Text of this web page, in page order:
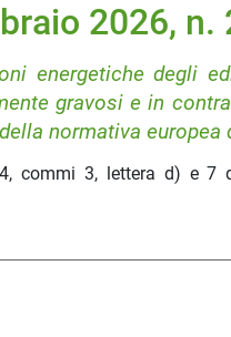
2026, n.
energetiche degli
gravosi e in
normativa europea
commi 3, lettera d) e 7